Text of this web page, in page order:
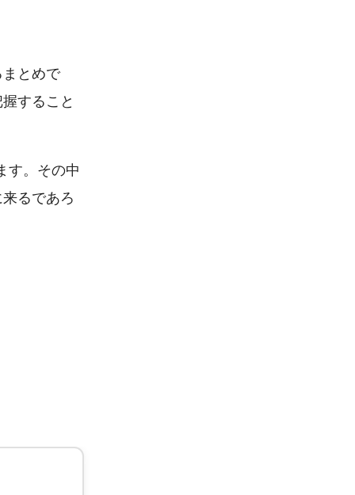
とめで
すること
す。その中
るであろ